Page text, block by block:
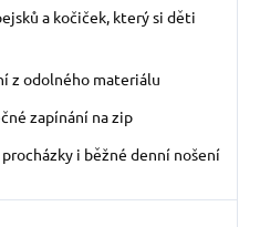
a kočiček, který si děti
z odolného materiálu
zapínání na zip
i běžné denní nošení